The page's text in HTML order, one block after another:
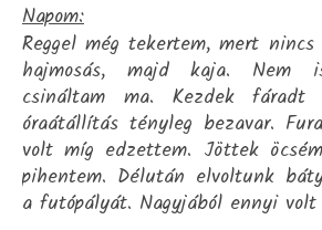
Napom:
Reggel még tekertem, mert nincs
hajmosás, majd kaja. Nem
csináltam ma. Kezdek
óraátállítás tényleg bezavar.
volt míg edzettem. Jöttek
pihentem. Délután elvoltunk
a futópályát. Nagyjából ennyi volt